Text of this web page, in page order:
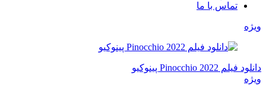
تماس با ما
ویژه
دانلود فیلم Pinocchio 2022 پینوکیو
ویژه